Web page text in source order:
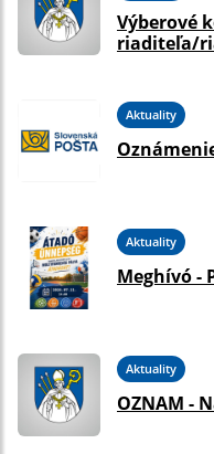
Výberové
riaditeľa/
Aktuality
Aktuality
Meghívó -
Aktuality
OZNAM -